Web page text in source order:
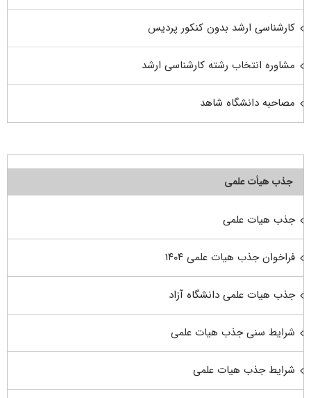
کارشناسی ارشد بدون کنکور پردیس
مشاوره انتخاب رشته کارشناسی ارشد
مصاحبه دانشگاه شاهد
جذب هیأت علمی
جذب هیات علمی
فراخوان جذب هیات علمی ۱۴۰۴
جذب هیات علمی دانشگاه آزاد
شرایط سنی جذب هیات علمی
شرایط جذب هیات علمی